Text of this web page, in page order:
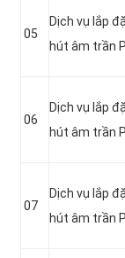
05
Dịch vụ lắp
hút âm trần
06
Dịch vụ lắp
hút âm trần
07
Dịch vụ lắp
hút âm trần